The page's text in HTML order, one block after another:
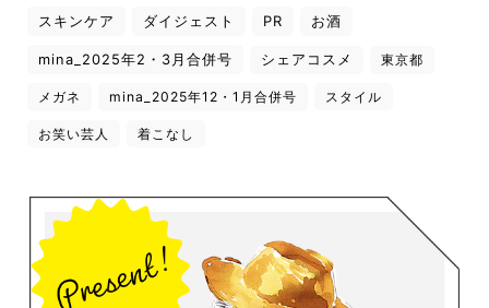
スキンケア ダイジェスト PR お酒
mina_2025年2・3月合併号 シェアコスメ 東京都
メガネ mina_2025年12・1月合併号 スタイル
お笑い芸人 着こなし